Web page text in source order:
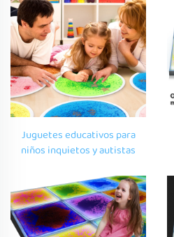
sensoriales para niños con
autismo
Juguetes educativos para
niños inquietos y autistas
sensorial uv azulejos de suelo
líquido sensorial reflectante